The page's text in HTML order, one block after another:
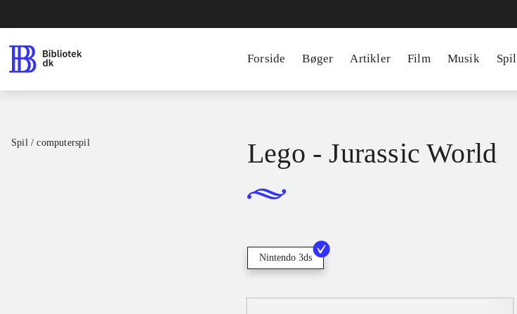
Forside Bøger Artikler Film Musik Spil
Spil / computerspil Lego - Jurassic World
Nintendo 3ds